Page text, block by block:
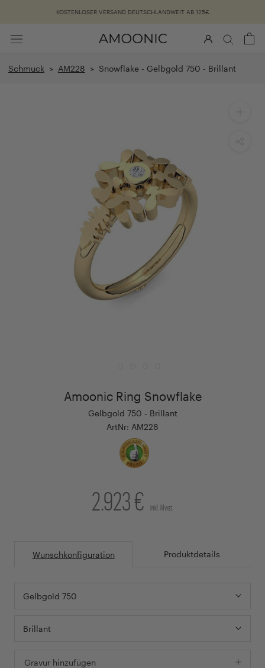
KOSTENLOSER VERSAND DEUTSCHLANDWEIT AB 125€
Schmuck > AM228 > Snowflake - Gelbgold 750 - Brillant
Amoonic Ring Snowflake
Gelbgold 750 - Brillant
ArtNr: AM228
2.923 € inkl. Mwst.
Wunschkonfiguration Produktdetails
Gelbgold 750
Brillant
Gravur hinzufügen